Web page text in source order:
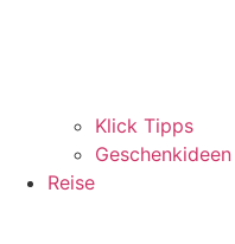
Klick Tipps
Geschenkideen
Reise